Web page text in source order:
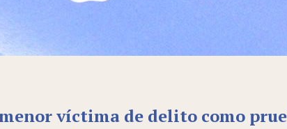
víctima de delito como